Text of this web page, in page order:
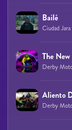
Bailé
Ciudad
The New
Derby
Aliento
Derby